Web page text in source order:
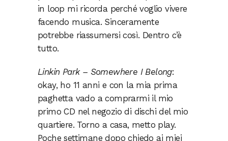
in loop mi ricorda perché voglio vivere
facendo musica. Sinceramente
potrebbe riassumersi così. Dentro c’è
tutto.
Linkin Park – Somewhere I Belong:
okay, ho 11 anni e con la mia prima
paghetta vado a comprarmi il mio
primo CD nel negozio di dischi del mio
quartiere. Torno a casa, metto play.
Poche settimane dopo chiedo ai miei